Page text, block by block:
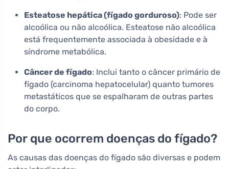
Esteatose hepática (fígado gorduroso): Pode ser
alcoólica ou não alcoólica. Esteatose não alcoólica
está frequentemente associada à obesidade e à
síndrome metabólica.
Câncer de fígado: Inclui tanto o câncer primário de
fígado (carcinoma hepatocelular) quanto tumores
metastáticos que se espalharam de outras partes
do corpo.
Por que ocorrem doenças do fígado?
As causas das doenças do fígado são diversas e podem